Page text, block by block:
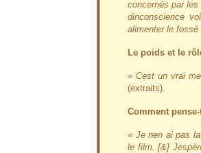
concernés par
dinconscience
alimenter le
Le poids et le
« Cest un vrai
(extraits).
Comment
« Je nen ai pas
le film. [&]